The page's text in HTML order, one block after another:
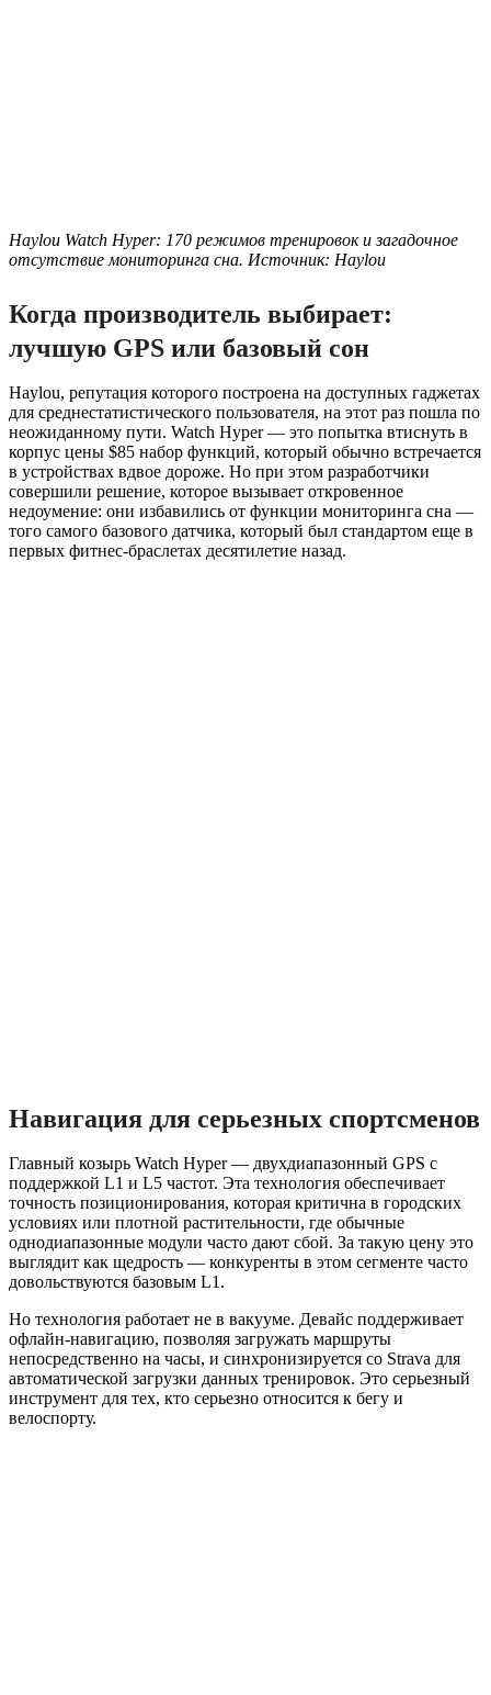
Haylou Watch Hyper: 170 режимов тренировок и загадочное
отсутствие мониторинга сна. Источник: Haylou
Когда производитель выбирает:
лучшую GPS или базовый сон
Haylou, репутация которого построена на доступных гаджетах
для среднестатистического пользователя, на этот раз пошла по
неожиданному пути. Watch Hyper — это попытка втиснуть в
корпус цены $85 набор функций, который обычно встречается
в устройствах вдвое дороже. Но при этом разработчики
совершили решение, которое вызывает откровенное
недоумение: они избавились от функции мониторинга сна —
того самого базового датчика, который был стандартом еще в
первых фитнес-браслетах десятилетие назад.
Навигация для серьезных спортсменов
Главный козырь Watch Hyper — двухдиапазонный GPS с
поддержкой L1 и L5 частот. Эта технология обеспечивает
точность позиционирования, которая критична в городских
условиях или плотной растительности, где обычные
однодиапазонные модули часто дают сбой. За такую цену это
выглядит как щедрость — конкуренты в этом сегменте часто
довольствуются базовым L1.
Но технология работает не в вакууме. Девайс поддерживает
офлайн-навигацию, позволяя загружать маршруты
непосредственно на часы, и синхронизируется со Strava для
автоматической загрузки данных тренировок. Это серьезный
инструмент для тех, кто серьезно относится к бегу и
велоспорту.